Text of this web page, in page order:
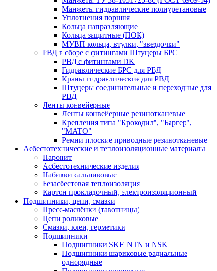
Манжеты гидравлические полиуретановые
Уплотнения поршня
Кольца направляющие
Кольца защитные (ПОК)
МУВП кольца, втулки, "звездочки"
РВД в сборе с фитингами Штуцеры БРС
РВД с фитингами DK
Гидравлические БРС для РВД
Краны гидравлические для РВД
Штуцеры соединительные и переходные для
РВД
Ленты конвейерные
Ленты конвейерные резинотканевые
Крепления типа "Крокодил", "Баргер",
"МАТО"
Ремни плоские приводные резинотканевые
Асбестотехнические и теплоизоляционные материалы
Паронит
Асбестотехнические изделия
Набивки сальниковые
Безасбестовая теплоизоляция
Картон прокладочный, электроизоляционный
Подшипники, цепи, смазки
Пресс-маслёнки (тавотницы)
Цепи роликовые
Смазки, клеи, герметики
Подшипники
Подшипники SKF, NTN и NSK
Подшипники шариковые радиальные
однорядные